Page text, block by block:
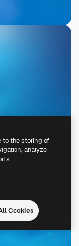
to the storing of
analyze
Cookies